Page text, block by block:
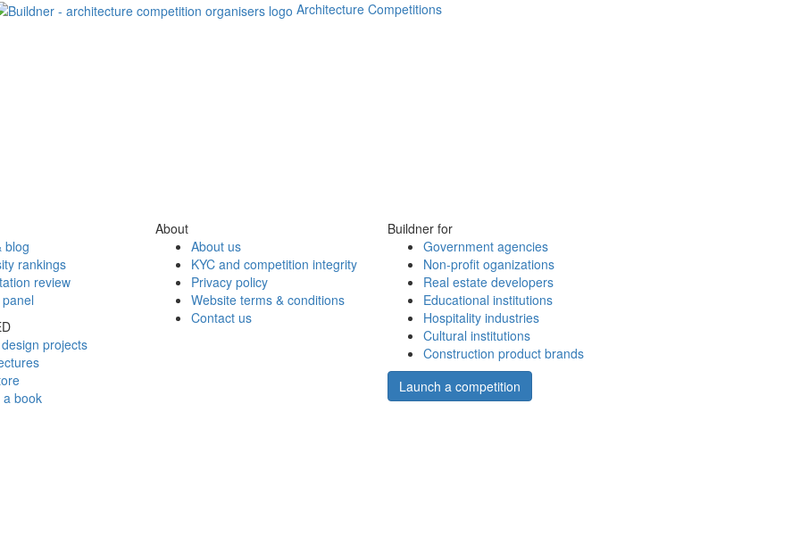
Architecture Competitions
blog
rankings
review
projects
a book
About
About us
KYC and competition integrity
Privacy policy
Website terms & conditions
Contact us
Buildner for
Government agencies
Non-profit oganizations
Real estate developers
Educational institutions
Hospitality industries
Cultural institutions
Construction product brands
Launch a competition